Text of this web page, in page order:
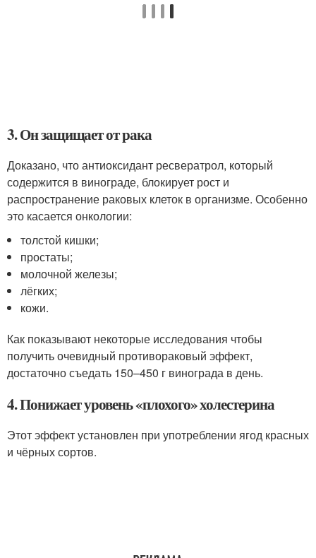
3. Он защищает от рака
Доказано, что антиоксидант ресвератрол, который
содержится в винограде, блокирует рост и
распространение раковых клеток в организме. Особенно
это касается онкологии:
толстой кишки;
простаты;
молочной железы;
лёгких;
кожи.
Как показывают некоторые исследования чтобы
получить очевидный противораковый эффект,
достаточно съедать 150–450 г винограда в день.
4. Понижает уровень «плохого» холестерина
Этот эффект установлен при употреблении ягод красных
и чёрных сортов.